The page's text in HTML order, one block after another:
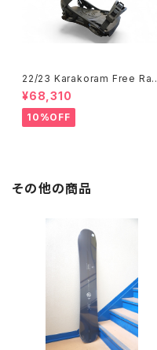
22/23 Karakoram Free Ran
ger Sサイズ（M's 24.0～26c
m）
¥68,310
10%OFF
その他の商品